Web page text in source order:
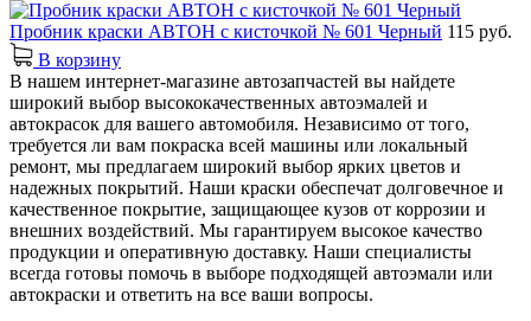
Пробник краски АВТОН с кисточкой № 601 Черный 115 руб.
В корзину
В нашем интернет-магазине автозапчастей вы найдете
широкий выбор высококачественных автоэмалей и
автокрасок для вашего автомобиля. Независимо от того,
требуется ли вам покраска всей машины или локальный
ремонт, мы предлагаем широкий выбор ярких цветов и
надежных покрытий. Наши краски обеспечат долговечное и
качественное покрытие, защищающее кузов от коррозии и
внешних воздействий. Мы гарантируем высокое качество
продукции и оперативную доставку. Наши специалисты
всегда готовы помочь в выборе подходящей автоэмали или
автокраски и ответить на все ваши вопросы.